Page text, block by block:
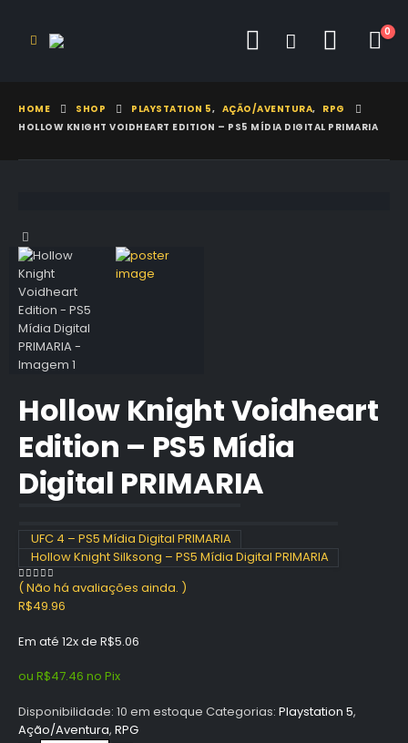
0
HOME SHOP PLAYSTATION 5, AÇÃO/AVENTURA, RPG
HOLLOW KNIGHT VOIDHEART EDITION – PS5 MÍDIA DIGITAL PRIMARIA
Hollow Knight Voidheart
Edition – PS5 Mídia
Digital PRIMARIA
UFC 4 – PS5 Mídia Digital PRIMARIA
Hollow Knight Silksong – PS5 Mídia Digital PRIMARIA
0 out of 5
( Não há avaliações ainda. )
R$49.96
Em até 12x de R$5.06
ou R$47.46 no Pix
Disponibilidade: 10 em estoque Categorias: Playstation 5,
Ação/Aventura, RPG